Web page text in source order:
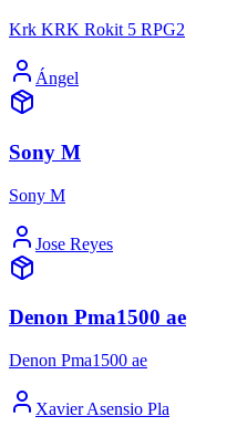
Krk KRK Rokit 5 RPG2
Ángel
Sony M
Sony M
Jose Reyes
Denon Pma1500 ae
Denon Pma1500 ae
Xavier Asensio Pla